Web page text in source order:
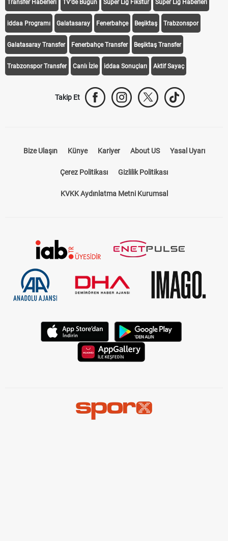
Transfer Haberleri TV'de Bugün Süper Lig Fikstür Süper Lig Haberleri
iddaa Programı Galatasaray Fenerbahçe Beşiktaş Trabzonspor
Galatasaray Transfer Fenerbahçe Transfer Beşiktaş Transfer
Trabzonspor Transfer Canlı İzle iddaa Sonuçları Aktif Sayaç
Takip Et
Bize Ulaşın Künye Kariyer About US Yasal Uyarı
Çerez Politikası Gizlilik Politikası
KVKK Aydınlatma Metni Kurumsal